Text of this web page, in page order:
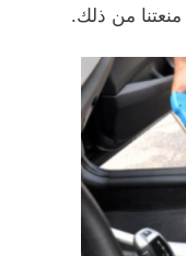
من ذلك.